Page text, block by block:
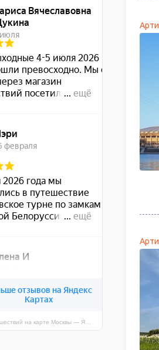
Магазин Путешествий на карте Москвы — Яндекс Карты